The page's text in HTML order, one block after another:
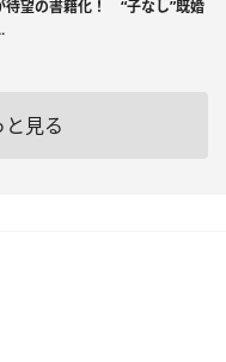
待望の書籍化！ “子なし”既婚
見る